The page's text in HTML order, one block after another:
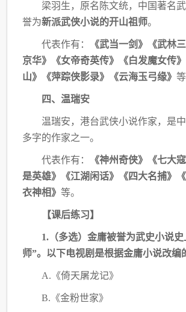
梁羽生，原名陈文统，中国著名
誉为新派武侠小说的开山祖师。
代表作有：
《武当一剑》《武林
京华》《女帝奇英传》《白发魔女传》
山》《萍踪侠影录》《云海玉弓缘》等
四、温瑞安
温瑞安，港台武侠小说作家，是
多字的作家之一。
代表作有：
《神州奇侠》《七大
是英雄》《江湖闲话》《四大名捕》
衣神相》等。
【课后练习】
1.（多选）金庸被誉为武史小说
师”。以下电视剧是根据金庸小说改编
A.《倚天屠龙记》
B.《金粉世家》